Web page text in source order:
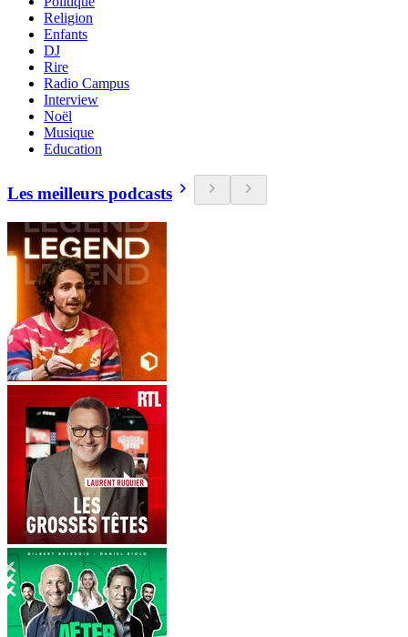
Religion
Enfants
DJ
Rire
Radio Campus
Interview
Noël
Musique
Education
Les meilleurs podcasts